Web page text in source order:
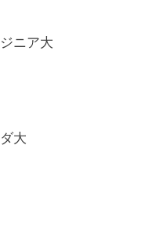
ニア大
大